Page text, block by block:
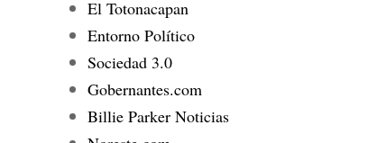
El Totonacapan
Entorno Político
Sociedad 3.0
Gobernantes.com
Billie Parker Noticias